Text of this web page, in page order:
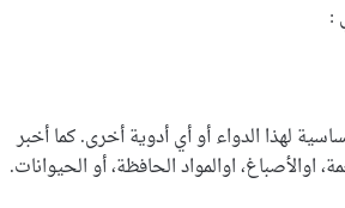
:
لهذا الدواء أو أي أدوية أخرى.كما أخبر
اوالمواد الحافظة، أو الحيوانات.